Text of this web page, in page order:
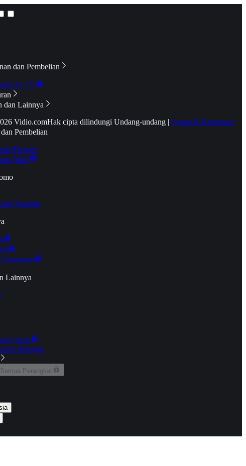
dan Pembelian
ke TV
dan Lainnya
Vidio.comHak cipta dilindungi Undang-undang | Syarat & Ketentuan
Pembelian
Premier
Aktif
Voucher
Tontonan
Lainnya
Akun
Jaringan
Perangkat